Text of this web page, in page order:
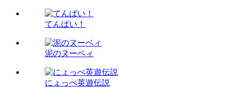
てんぱい！
泥のヌーベィ
にょっぺ英遊伝説